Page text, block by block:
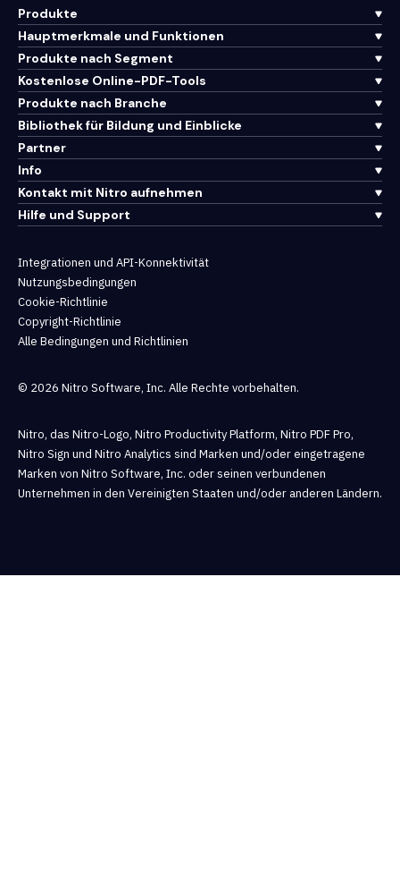
Produkte
Hauptmerkmale und Funktionen
Produkte nach Segment
Kostenlose Online-PDF-Tools
Produkte nach Branche
Bibliothek für Bildung und Einblicke
Partner
Info
Kontakt mit Nitro aufnehmen
Hilfe und Support
Integrationen und API-Konnektivität
Nutzungsbedingungen
Cookie-Richtlinie
Copyright-Richtlinie
Alle Bedingungen und Richtlinien
© 2026 Nitro Software, Inc. Alle Rechte vorbehalten.
Nitro, das Nitro-Logo, Nitro Productivity Platform, Nitro PDF Pro,
Nitro Sign und Nitro Analytics sind Marken und/oder eingetragene
Marken von Nitro Software, Inc. oder seinen verbundenen
Unternehmen in den Vereinigten Staaten und/oder anderen Ländern.